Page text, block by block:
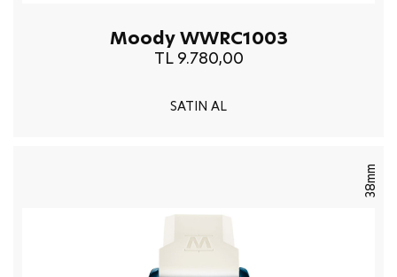
Moody WWRC1003
TL 9.780,00
SATIN AL
38mm